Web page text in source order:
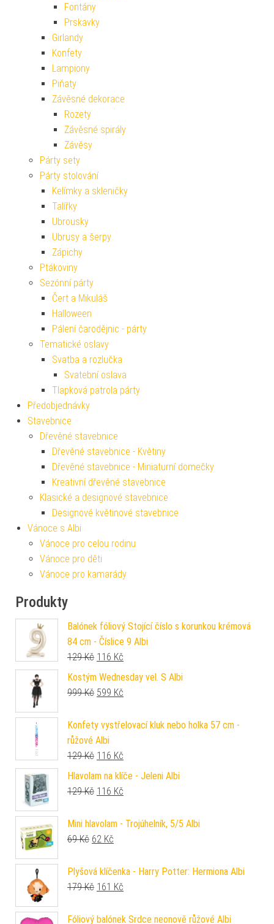
Fontány
Prskavky
Girlandy
Konfety
Lampiony
Piňaty
Závěsné dekorace
Rozety
Závěsné spirály
Závěsy
Párty sety
Párty stolování
Kelímky a skleničky
Talířky
Ubrousky
Ubrusy a šerpy
Zápichy
Ptákoviny
Sezónní párty
Čert a Mikuláš
Halloween
Pálení čarodějnic - párty
Tematické oslavy
Svatba a rozlučka
Svatební oslava
Tlapková patrola párty
Předobjednávky
Stavebnice
Dřevěné stavebnice
Dřevěné stavebnice - Květiny
Dřevěné stavebnice - Miniaturní domečky
Kreativní dřevěné stavebnice
Klasické a designové stavebnice
Designové květinové stavebnice
Vánoce s Albi
Vánoce pro celou rodinu
Vánoce pro děti
Vánoce pro kamarády
Produkty
Balónek fóliový Stojící číslo s korunkou krémová
84 cm - Číslice 9 Albi
129Kč Původní cena byla: 129 Kč.
116 Kč
Kostým Wednesday vel. S Albi
999Kč Původní cena byla: 999 Kč.
599 Kč
Konfety vystřelovací kluk nebo holka 57 cm -
růžové Albi
129Kč Původní cena byla: 129 Kč.
116 Kč
Hlavolam na klíče - Jeleni Albi
129Kč Původní cena byla: 129 Kč.
116 Kč
Mini hlavolam - Trojúhelník, 5/5 Albi
69Kč Původní cena byla: 69 Kč.
62 Kč
Plyšová klíčenka - Harry Potter: Hermiona Albi
179Kč Původní cena byla: 179 Kč.
161 Kč
Fóliový balónek Srdce neonově růžové Albi